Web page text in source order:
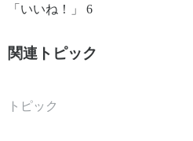
「いいね！」 6
関連トピック
トピック